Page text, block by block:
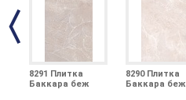
8291 Плитка
Баккара беж
8290 Плитка
Баккара беж